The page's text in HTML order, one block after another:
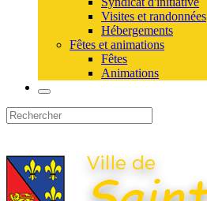
Visites et randonnées
Hébergements
Fêtes et animations
Fêtes
Animations